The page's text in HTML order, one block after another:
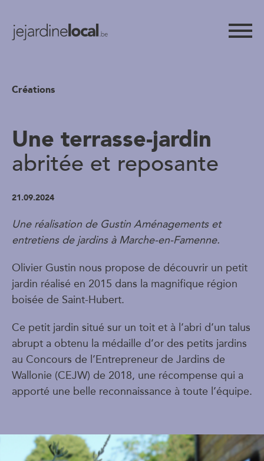
Créations
Une terrasse-jardin
abritée et reposante
21.09.2024
Une réalisation de Gustin Aménagements et
entretiens de jardins à Marche-en-Famenne.
Olivier Gustin nous propose de découvrir un petit
jardin réalisé en 2015 dans la magnifique région
boisée de Saint-Hubert.
Ce petit jardin situé sur un toit et à l’abri d’un talus
abrupt a obtenu la médaille d’or des petits jardins
au Concours de l’Entrepreneur de Jardins de
Wallonie (CEJW) de 2018, une récompense qui a
apporté une belle reconnaissance à toute l’équipe.